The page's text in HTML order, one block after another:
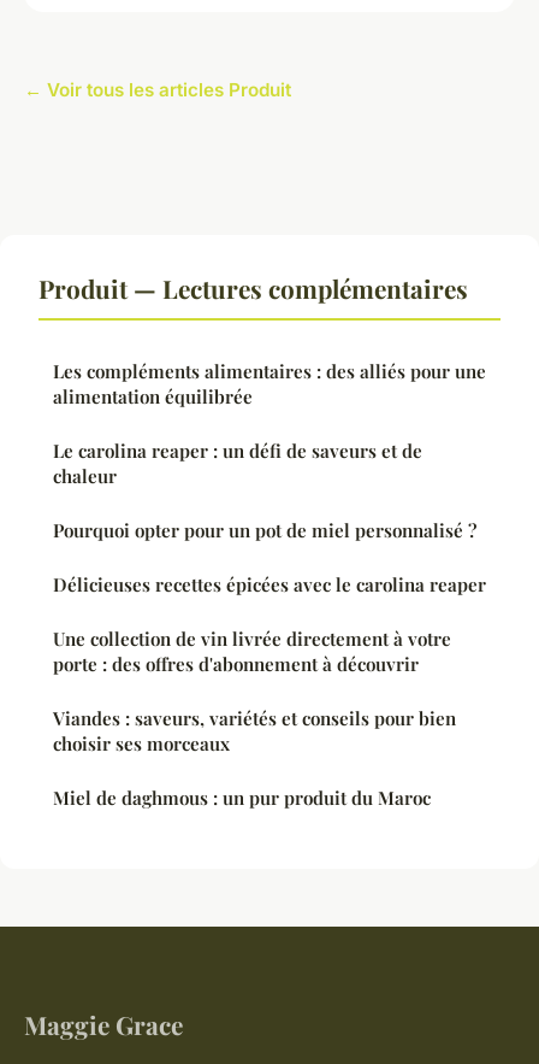
← Voir tous les articles Produit
Produit — Lectures complémentaires
Les compléments alimentaires : des alliés pour une
alimentation équilibrée
Le carolina reaper : un défi de saveurs et de
chaleur
Pourquoi opter pour un pot de miel personnalisé ?
Délicieuses recettes épicées avec le carolina reaper
Une collection de vin livrée directement à votre
porte : des offres d'abonnement à découvrir
Viandes : saveurs, variétés et conseils pour bien
choisir ses morceaux
Miel de daghmous : un pur produit du Maroc
Maggie Grace